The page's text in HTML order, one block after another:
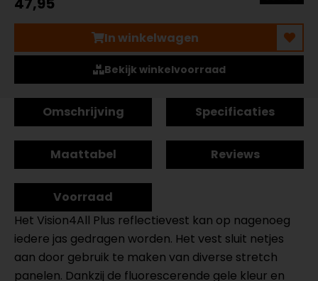
In winkelwagen
Bekijk winkelvoorraad
Omschrijving Specificaties
Maattabel Reviews
Voorraad
Het Vision4All Plus reflectievest kan op nagenoeg
iedere jas gedragen worden. Het vest sluit netjes
aan door gebruik te maken van diverse stretch
panelen. Dankzij de fluorescerende gele kleur en